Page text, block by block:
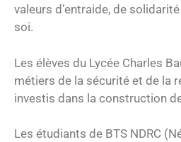
valeurs d’entraide, de
soi.
Les élèves du Lycée Charles
métiers de la sécurité et de la
investis dans la construction
Les étudiants de BTS NDRC